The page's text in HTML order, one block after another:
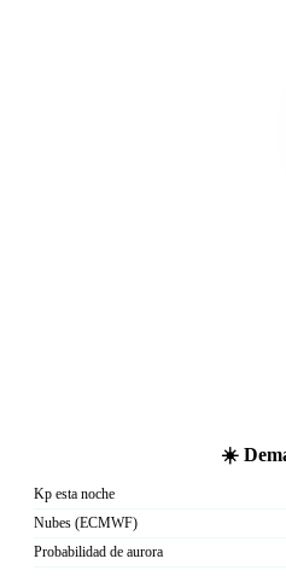
☀️
Kp esta noche
Nubes (ECMWF)
Probabilidad de aurora